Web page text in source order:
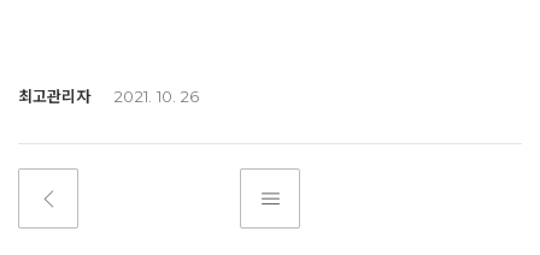
최고관리자 2021. 10. 26